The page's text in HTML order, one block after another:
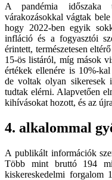
A pandémia
várakozásokkal vágtak
hogy 2022-ben egyik
infláció és a fogyasztói
érintett, természetesen
15-ös listáról, míg mások
értékek ellenére is 10%-
de voltak olyan sikeresek
tudtak elérni. Alapvetően
kihívásokat hozott, és az
4. alkalommal
A publikált információk
Több mint bruttó 194
kiskereskedelmi forgalom